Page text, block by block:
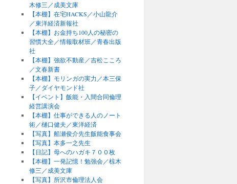
木修三／成美文庫
【本棚】在宅HACKS／小山龍介
／東洋経済新報社
【本棚】お金持ち100人の秘密の
習慣大全／情報取材班／青春出版
社
【本棚】強欲不動産／吉松こころ
／文春新書
【本棚】モリンガの実力／本三保
子／ダイヤモンド社
【イベント】飯能・入間合同倫理
経営講演会
【本棚】仕事ができる人のノート
術／樋口健夫／東洋経済
【写真】船瀬俊介先生飯能食事会
【写真】本多一之先生
【日記】母へのハガキ７００枚
【本棚】一発記憶！勉強会／椋木
修三／成美文庫
【写真】所沢市倫理法人会